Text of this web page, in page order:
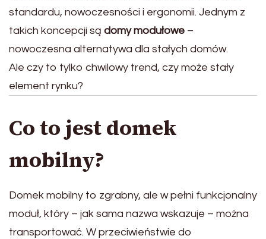
standardu, nowoczesności i ergonomii. Jednym z
takich koncepcji są domy modułowe –
nowoczesna alternatywa dla stałych domów.
Ale czy to tylko chwilowy trend, czy może stały
element rynku?
Co to jest domek
mobilny?
Domek mobilny to zgrabny, ale w pełni funkcjonalny
moduł, który – jak sama nazwa wskazuje – można
transportować. W przeciwieństwie do